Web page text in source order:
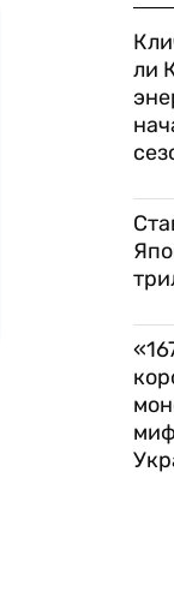
ли